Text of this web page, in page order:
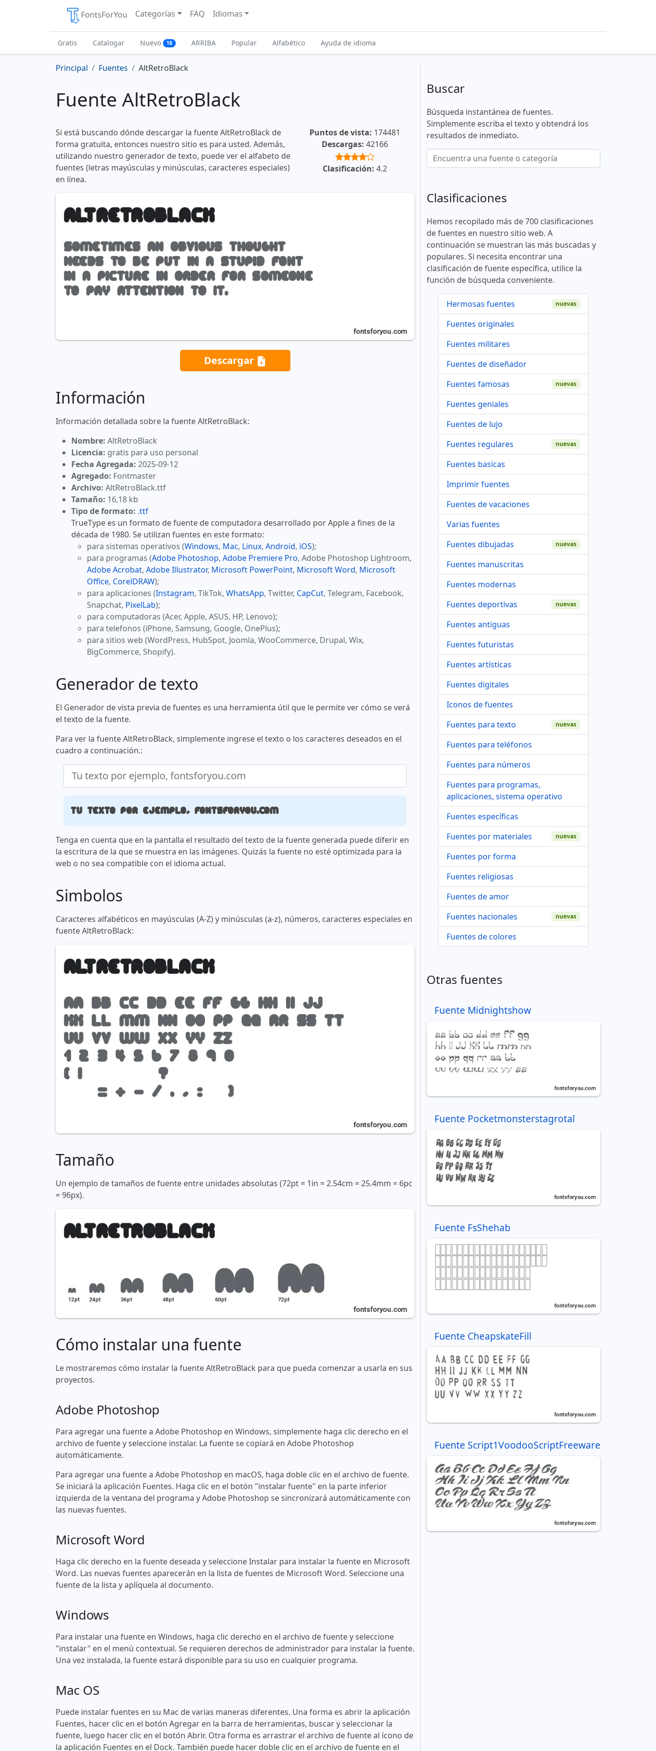
FontsForYou Categorías FAQ Idiomas
Gratis Catalogar Nuevo 18 ARRIBA Popular Alfabético Ayuda de idioma
Principal Fuentes AltRetroBlack
Fuente AltRetroBlack
Si está buscando dónde descargar la fuente AltRetroBlack de
forma gratuita, entonces nuestro sitio es para usted. Además,
utilizando nuestro generador de texto, puede ver el alfabeto de
fuentes (letras mayúsculas y minúsculas, caracteres especiales)
en línea.
Puntos de vista: 174481
Descargas: 42166
Clasificación: 4.2
Descargar
Información
Información detallada sobre la fuente AltRetroBlack:
Nombre: AltRetroBlack
Licencia: gratis para uso personal
Fecha Agregada: 2025-09-12
Agregado: Fontmaster
Archivo: AltRetroBlack.ttf
Tamaño: 16,18 kb
Tipo de formato: .ttf
TrueType es un formato de fuente de computadora desarrollado por Apple a fines de la
década de 1980. Se utilizan fuentes en este formato:
para sistemas operativos (Windows, Mac, Linux, Android, iOS);
para programas (Adobe Photoshop, Adobe Premiere Pro, Adobe Photoshop Lightroom,
Adobe Acrobat, Adobe Illustrator, Microsoft PowerPoint, Microsoft Word, Microsoft
Office, CorelDRAW);
para aplicaciones (Instagram, TikTok, WhatsApp, Twitter, CapCut, Telegram, Facebook,
Snapchat, PixelLab);
para computadoras (Acer, Apple, ASUS, HP, Lenovo);
para telefonos (iPhone, Samsung, Google, OnePlus);
para sitios web (WordPress, HubSpot, Joomla, WooCommerce, Drupal, Wix,
BigCommerce, Shopify).
Generador de texto
El Generador de vista previa de fuentes es una herramienta útil que le permite ver cómo se verá
el texto de la fuente.
Para ver la fuente AltRetroBlack, simplemente ingrese el texto o los caracteres deseados en el
cuadro a continuación.:
Tu texto por ejemplo, fontsforyou.com
Tenga en cuenta que en la pantalla el resultado del texto de la fuente generada puede diferir en
la escritura de la que se muestra en las imágenes. Quizás la fuente no esté optimizada para la
web o no sea compatible con el idioma actual.
Simbolos
Caracteres alfabéticos en mayúsculas (A-Z) y minúsculas (a-z), números, caracteres especiales en
fuente AltRetroBlack:
Tamaño
Un ejemplo de tamaños de fuente entre unidades absolutas (72pt = 1in = 2.54cm = 25.4mm = 6pc
= 96px).
Cómo instalar una fuente
Le mostraremos cómo instalar la fuente AltRetroBlack para que pueda comenzar a usarla en sus
proyectos.
Adobe Photoshop
Para agregar una fuente a Adobe Photoshop en Windows, simplemente haga clic derecho en el
archivo de fuente y seleccione instalar. La fuente se copiará en Adobe Photoshop
automáticamente.
Para agregar una fuente a Adobe Photoshop en macOS, haga doble clic en el archivo de fuente.
Se iniciará la aplicación Fuentes. Haga clic en el botón "instalar fuente" en la parte inferior
izquierda de la ventana del programa y Adobe Photoshop se sincronizará automáticamente con
las nuevas fuentes.
Microsoft Word
Haga clic derecho en la fuente deseada y seleccione Instalar para instalar la fuente en Microsoft
Word. Las nuevas fuentes aparecerán en la lista de fuentes de Microsoft Word. Seleccione una
fuente de la lista y aplíquela al documento.
Windows
Para instalar una fuente en Windows, haga clic derecho en el archivo de fuente y seleccione
"instalar" en el menú contextual. Se requieren derechos de administrador para instalar la fuente.
Una vez instalada, la fuente estará disponible para su uso en cualquier programa.
Mac OS
Puede instalar fuentes en su Mac de varias maneras diferentes. Una forma es abrir la aplicación
Fuentes, hacer clic en el botón Agregar en la barra de herramientas, buscar y seleccionar la
fuente, luego hacer clic en el botón Abrir. Otra forma es arrastrar el archivo de fuente al ícono de
la aplicación Fuentes en el Dock. También puede hacer doble clic en el archivo de fuente en el
Buscar
Búsqueda instantánea de fuentes.
Simplemente escriba el texto y obtendrá los
resultados de inmediato.
Clasificaciones
Hemos recopilado más de 700 clasificaciones
de fuentes en nuestro sitio web. A
continuación se muestran las más buscadas y
populares. Si necesita encontrar una
clasificación de fuente específica, utilice la
función de búsqueda conveniente.
Hermosas fuentes nuevas
Fuentes originales
Fuentes militares
Fuentes de diseñador
Fuentes famosas
nuevas
Fuentes geniales
Fuentes de lujo
Fuentes regulares
nuevas
Fuentes basicas
Imprimir fuentes
Fuentes de vacaciones
Varias fuentes
Fuentes dibujadas
nuevas
Fuentes manuscritas
Fuentes modernas
Fuentes deportivas
nuevas
Fuentes antiguas
Fuentes futuristas
Fuentes artísticas
Fuentes digitales
Iconos de fuentes
Fuentes para texto
nuevas
Fuentes para teléfonos
Fuentes para números
Fuentes para programas,
aplicaciones, sistema operativo
Fuentes específicas
Fuentes por materiales
nuevas
Fuentes por forma
Fuentes religiosas
Fuentes de amor
Fuentes nacionales
nuevas
Fuentes de colores
Otras fuentes
Fuente Midnightshow
Fuente Pocketmonsterstagrotal
Fuente FsShehab
Fuente CheapskateFill
Fuente Script1VoodooScriptFreeware